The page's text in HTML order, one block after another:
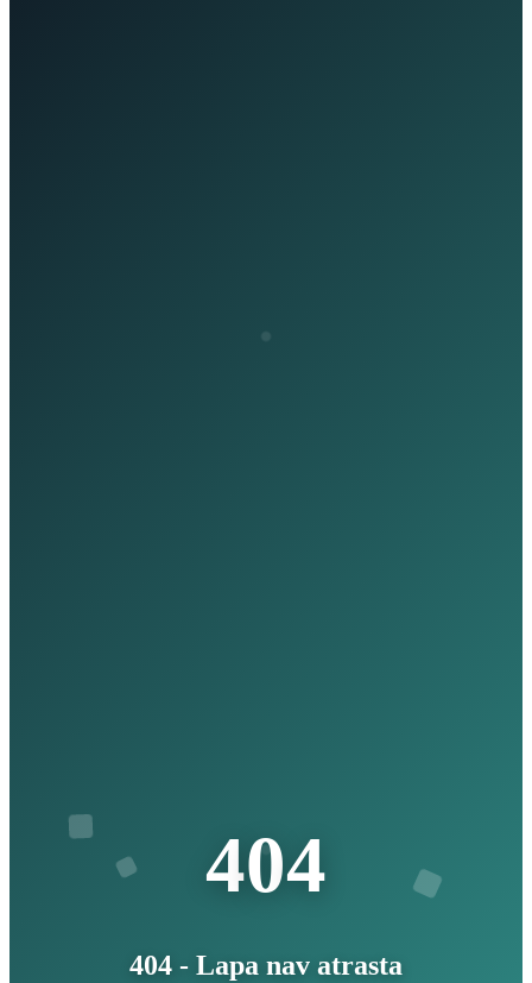
404
404 - Lapa nav atrasta